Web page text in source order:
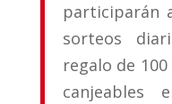
participarán
sorteos
regalo de
canjeables